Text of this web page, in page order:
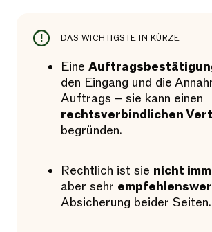
DAS WICHTIGSTE IN KÜRZE
Eine
den Eingang und die
Auftrags – sie kann einen
rechtsverbindlichen
begründen.
Rechtlich ist sie nicht
aber sehr
Absicherung beider Seiten.